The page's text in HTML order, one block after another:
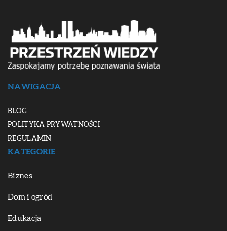
NAWIGACJA
BLOG
POLITYKA PRYWATNOŚCI
REGULAMIN
KATEGORIE
Biznes
Dom i ogród
Edukacja